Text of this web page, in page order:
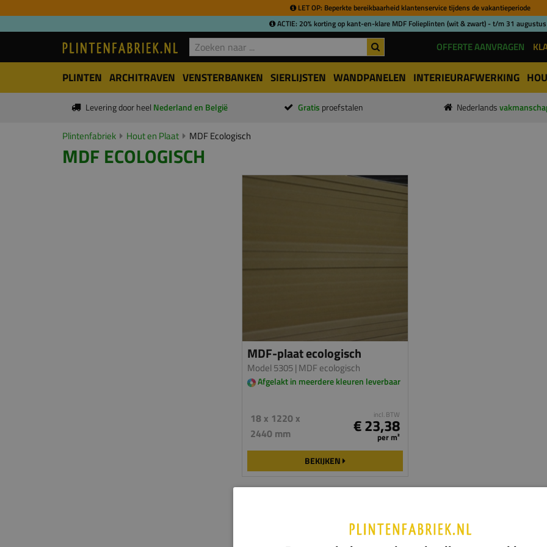
LET OP: Beperkte bereikbaarheid klantenservice tijdens de vakantieperiode
ACTIE: 20% korting op kant-en-klare MDF Folieplinten (wit & zwart) - t/m 31
OFFERTE AANVRAGEN
PLINTEN ARCHITRAVEN VENSTERBANKEN SIERLIJSTEN WANDPANELEN INTERIEURAFWERKING
Levering door heel Nederland en België Gratis proefstalen Nederlands
Plintenfabriek Hout en Plaat MDF Ecologisch
MDF ECOLOGISCH
MDF-plaat ecologisch
Model 5305| MDF ecologisch
Afgelakt in meerdere kleuren leverbaar
18 x 1220 x
2440 mm
incl. BTW
€ 23,38
per m²
BEKIJKEN